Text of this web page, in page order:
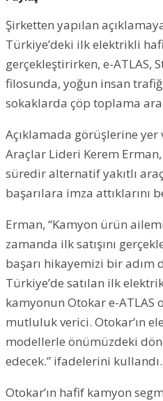
Şirketten yapılan
Türkiye’deki ilk elektrikli
gerçekleştirirken, e-ATLAS,
filosunda, yoğun insan
sokaklarda çöp toplama
Açıklamada görüşlerine
Araçlar Lideri Kerem Erman,
süredir alternatif yakıtlı
başarılara imza attıklarını
Erman, “Kamyon ürün
zamanda ilk satışını
başarı hikayemizi bir adım
Türkiye’de satılan ilk
kamyonun Otokar e-ATLAS
mutluluk verici. Otokar’ın
modellerle önümüzdeki
edecek.” ifadelerini kullandı.
Otokar’ın hafif kamyon